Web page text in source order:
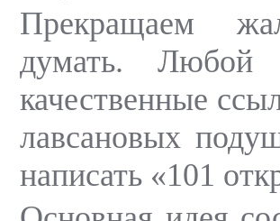
Прекращаем
думать. Любой
качественные
лавсановых
написать «101